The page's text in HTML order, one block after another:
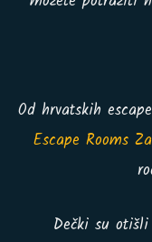
Od hrvatskih
Escape Rooms
Dečki su